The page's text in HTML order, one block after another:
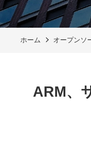
ホーム オープンソ
ARM、